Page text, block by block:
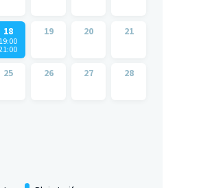
18
19:00
19 20 21
25 26 27 28